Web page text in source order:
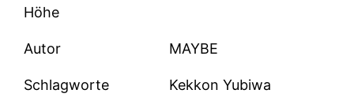
Höhe
Autor MAYBE
Schlagworte
Kekkon Yubiwa